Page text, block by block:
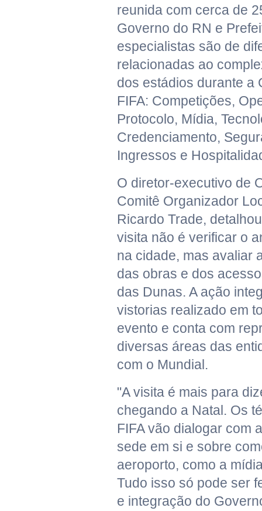
reunida com cerca de
Governo do RN e
especialistas são de
relacionadas ao
dos estádios durante a
FIFA: Competições,
Protocolo, Mídia,
Credenciamento,
Ingressos e
O diretor-executivo de
Comitê Organizador
Ricardo Trade,
visita não é verificar o
na cidade, mas avaliar
das obras e dos
das Dunas. A ação
vistorias realizado em
evento e conta com
diversas áreas das
com o Mundial.
"A visita é mais para
chegando a Natal. Os
FIFA vão dialogar com
sede em si e sobre
aeroporto, como a
Tudo isso só pode ser
e integração do